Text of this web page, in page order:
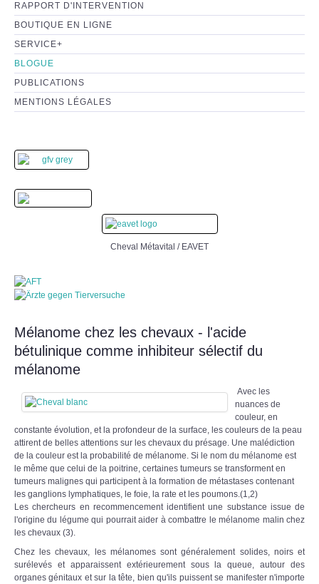
RAPPORT D'INTERVENTION
BOUTIQUE EN LIGNE
SERVICE+
BLOGUE
PUBLICATIONS
MENTIONS LÉGALES
Cheval Métavital / EAVET
Mélanome chez les chevaux - l'acide
bétulinique comme inhibiteur sélectif du
mélanome
Avec les
nuances de
couleur, en
constante évolution, et la profondeur de la surface, les couleurs de la peau
attirent de belles attentions sur les chevaux du présage. Une malédiction
de la couleur est la probabilité de mélanome. Si le nom du mélanome est
le même que celui de la poitrine, certaines tumeurs se transforment en
tumeurs malignes qui participent à la formation de métastases contenant
les ganglions lymphatiques, le foie, la rate et les poumons.(1,2)
Les chercheurs en recommencement identifient une substance issue de
l'origine du légume qui pourrait aider à combattre le mélanome malin chez
les chevaux (3).
Chez les chevaux, les mélanomes sont généralement solides, noirs et
surélevés et apparaissent extérieurement sous la queue, autour des
organes génitaux et sur la tête, bien qu'ils puissent se manifester n'importe